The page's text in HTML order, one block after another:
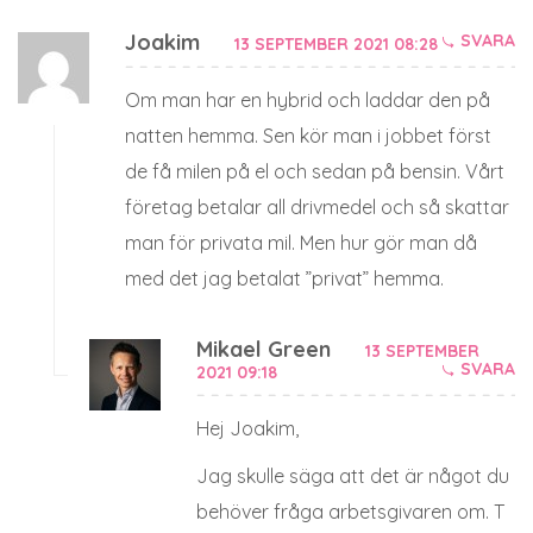
Joakim 13 SEPTEMBER 2021 08:28 SVARA
Om man har en hybrid och laddar den på
natten hemma. Sen kör man i jobbet först
de få milen på el och sedan på bensin. Vårt
företag betalar all drivmedel och så skattar
man för privata mil. Men hur gör man då
med det jag betalat ”privat” hemma.
Mikael Green
13 SEPTEMBER
2021 09:18
SVARA
Hej Joakim,
Jag skulle säga att det är något du
behöver fråga arbetsgivaren om. T